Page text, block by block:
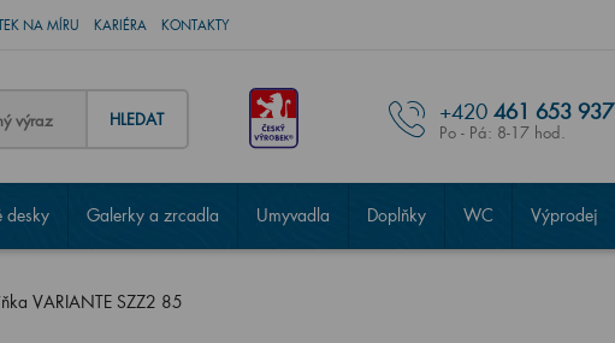
NA MÍRU KARIÉRA KONTAKTY
HLEDAT +420 461 653 937
Po - Pá: 8-17 hod.
desky Galerky a zrcadla Umyvadla Doplňky WC Výprodej
VARIANTE SZZ2 85